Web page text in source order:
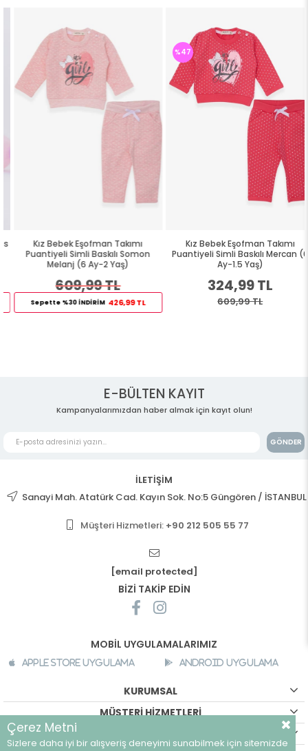
Kız Bebek Eşofman Takımı
Puantiyeli Simli Baskılı Somon
Melanj (6 Ay-2 Yaş)
609,99 TL
Sepette %30 İNDİRİM 426,99 TL
Kız Bebek Eşofman Takımı
Puantiyeli Simli Baskılı Mercan (6
Ay-1.5 Yaş)
324,99 TL
609,99 TL
%47
E-BÜLTEN KAYIT
Kampanyalarımızdan haber almak için kayıt olun!
GÖNDER
İLETİŞİM
Sanayi Mah. Atatürk Cad. Kayın Sok. No:5 Güngören / İSTANBUL
Müşteri Hizmetleri: +90 212 505 55 77
[email protected]
BİZİ TAKİP EDİN
MOBİL UYGULAMALARIMIZ
Apple Store Uygulama Android Uygulama
KURUMSAL
MÜŞTERİ HİZMETLERİ
Çerez Metni
Sizlere daha iyi bir alışveriş deneyimi sunabilmek için sitemizde